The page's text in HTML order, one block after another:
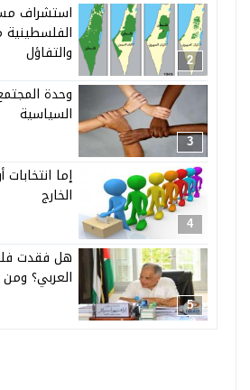
2
استشراف
الفلسطينية
والتفاؤل
3
وحدة
السياسية
4
إما
الخارج
5
هل فقدت
العربي؟